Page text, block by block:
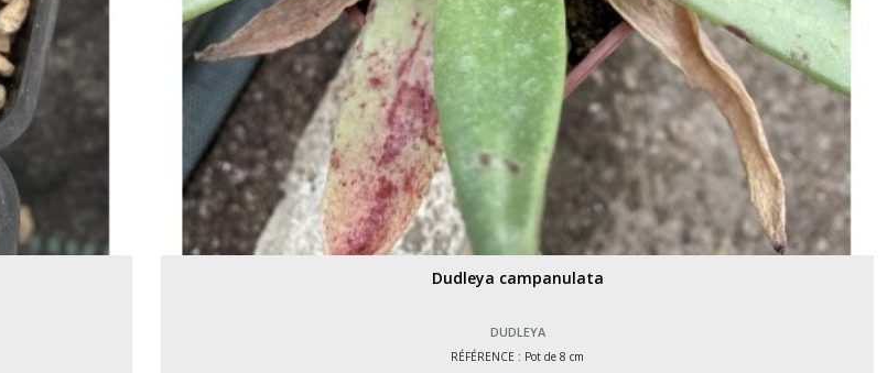
Dudleya campanulata
DUDLEYA
RÉFÉRENCE : Pot de 8 cm